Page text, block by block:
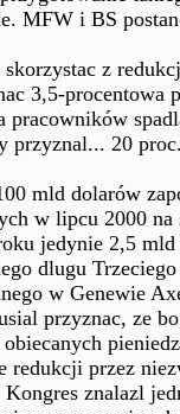
MFW i BS
z
3,5-procentowa
pracowników
przyznal... 20
mld dolarów
w lipcu 2000
jedynie 2,5
dlugu
w Genewie
przyznac, ze
redukcji przez
znalazl